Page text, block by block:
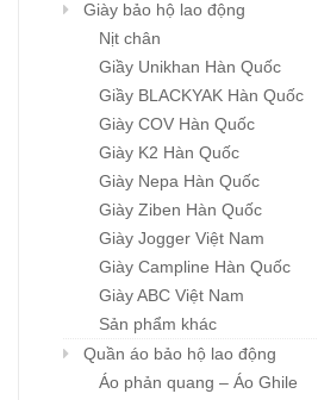
Giày bảo hộ lao động
Nịt chân
Giầy Unikhan Hàn Quốc
Giầy BLACKYAK Hàn Quốc
Giày COV Hàn Quốc
Giày K2 Hàn Quốc
Giày Nepa Hàn Quốc
Giày Ziben Hàn Quốc
Giày Jogger Việt Nam
Giày Campline Hàn Quốc
Giày ABC Việt Nam
Sản phẩm khác
Quần áo bảo hộ lao động
Áo phản quang – Áo Ghile